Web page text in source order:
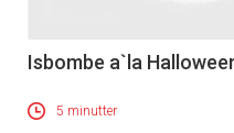
Isbombe a`la
5 minutter